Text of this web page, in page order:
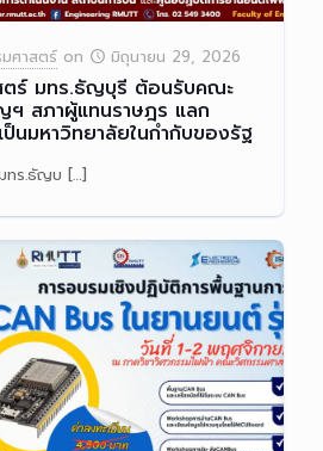
ศาสตร์ on มิถุนายน 29, 2026
ตร์ มทร.ธัญบุรี ต้อนรับคณะ
ฯ สภาผู้แทนราษฎร แลก
ป็นมหาวิทยาลัยในกำกับของรัฐ
ทร.ธัญบ […]
Read more